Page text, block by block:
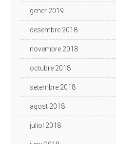
gener 2019
desembre 2018
novembre 2018
octubre 2018
setembre 2018
agost 2018
juliol 2018